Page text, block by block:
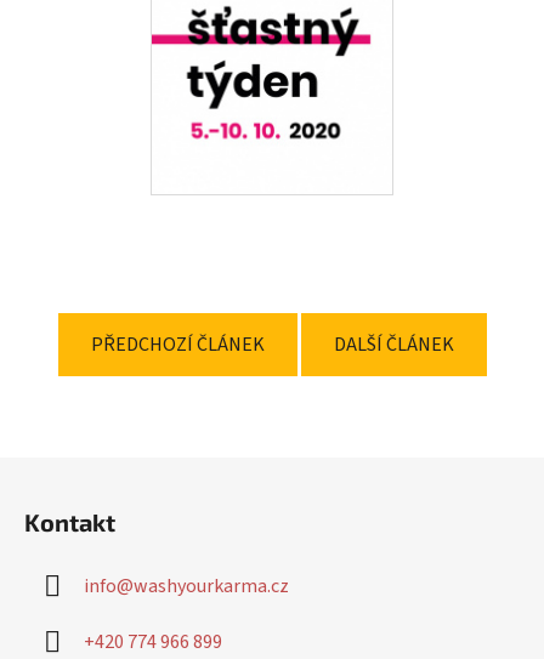
PŘEDCHOZÍ ČLÁNEK DALŠÍ ČLÁNEK
Kontakt
info@washyourkarma.cz
+420 774 966 899